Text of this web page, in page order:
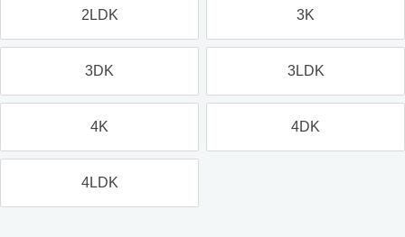
2LDK 3K
3DK 3LDK
4K 4DK
4LDK